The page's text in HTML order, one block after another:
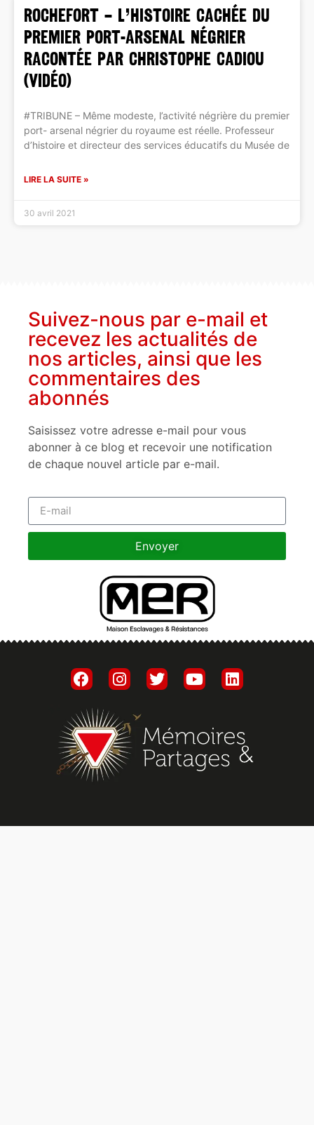
ROCHEFORT – L’histoire cachée du
premier port-arsenal négrier
racontée par Christophe Cadiou
(vidéo)
#TRIBUNE – Même modeste, l’activité négrière du premier
port- arsenal négrier du royaume est réelle. Professeur
d’histoire et directeur des services éducatifs du Musée de
LIRE LA SUITE »
30 avril 2021
Suivez-nous par e-mail et
recevez les actualités de
nos articles, ainsi que les
commentaires des
abonnés
Saisissez votre adresse e-mail pour vous
abonner à ce blog et recevoir une notification
de chaque nouvel article par e-mail.
Envoyer